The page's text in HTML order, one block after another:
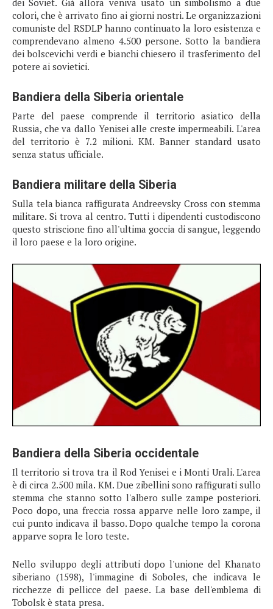
colori, che è arrivato fino ai giorni nostri. Le organizzazioni
comuniste del RSDLP hanno continuato la loro esistenza e
comprendevano almeno 4.500 persone. Sotto la bandiera
dei bolscevichi verdi e bianchi chiesero il trasferimento del
potere ai sovietici.
Bandiera della Siberia orientale
Parte del paese comprende il territorio asiatico della
Russia, che va dallo Yenisei alle creste impermeabili. L'area
del territorio è 7.2 milioni. KM. Banner standard usato
senza status ufficiale.
Bandiera militare della Siberia
Sulla tela bianca raffigurata Andreevsky Cross con stemma
militare. Si trova al centro. Tutti i dipendenti custodiscono
questo striscione fino all'ultima goccia di sangue, leggendo
il loro paese e la loro origine.
Bandiera della Siberia occidentale
Il territorio si trova tra il Rod Yenisei e i Monti Urali. L'area
è di circa 2.500 mila. KM. Due zibellini sono raffigurati sullo
stemma che stanno sotto l'albero sulle zampe posteriori.
Poco dopo, una freccia rossa apparve nelle loro zampe, il
cui punto indicava il basso. Dopo qualche tempo la corona
apparve sopra le loro teste.
Nello sviluppo degli attributi dopo l'unione del Khanato
siberiano (1598), l'immagine di Soboles, che indicava le
ricchezze di pellicce del paese. La base dell'emblema di
Tobolsk è stata presa.